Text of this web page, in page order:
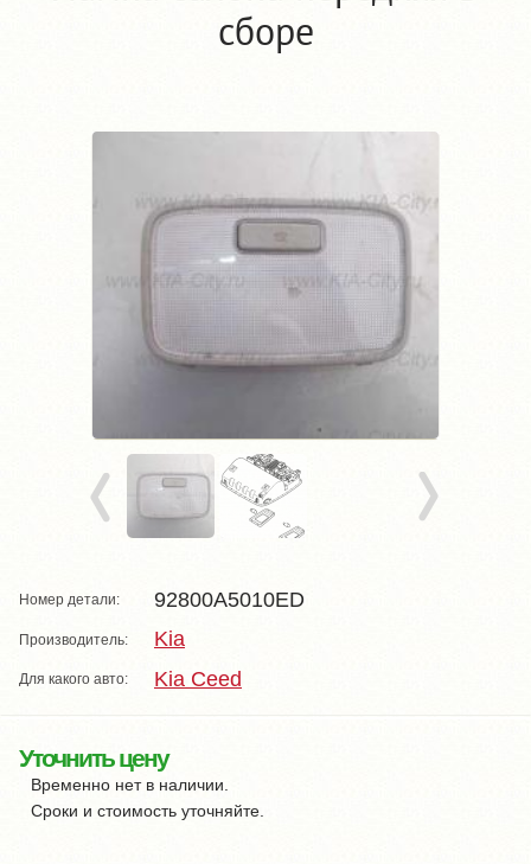
сборе
Номер детали: 92800A5010ED
Производитель: Kia
Для какого авто: Kia Ceed
Уточнить цену
Временно нет в наличии.
Сроки и стоимость уточняйте.